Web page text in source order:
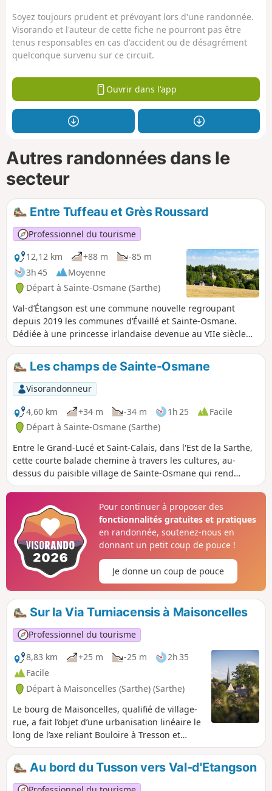
Soyez toujours prudent et prévoyant lors d'une randonnée.
Visorando et l'auteur de cette fiche ne pourront pas être
tenus responsables en cas d'accident ou de désagrément
quelconque survenu sur ce circuit.
Ouvrir dans l'app
Autres randonnées dans le
secteur
Entre Tuffeau et Grès Roussard
Professionnel du tourisme
12,12 km
+88 m
-85 m
3h 45
Moyenne
Départ à Sainte-Osmane (Sarthe)
Val-d’Étangson est une commune nouvelle regroupant
depuis 2019 les communes d’Évaillé et Sainte-Osmane.
Dédiée à une princesse irlandaise devenue au VIIe siècle
ermite en Bretagne, l'église, largement remaniée vers 1540,
possède un beau porche Renaissance avec décors à
l'antique. Les habitants, en assurant eux-mêmes la
restauration intérieure de l'édifice, ont renoué avec la
tradition de la fabrique, assemblée de paroissiens chargés
sous l'Ancien Régime de l'entretien du bâtiment. Le terroir
est, en 1841, essentiellement mis en valeur par le biais de
bordages, petites fermes parfois regroupées en hameaux
comme la Chauvière, et de rares exploitations importantes,
comme Rateau ou la Métairie.
Les champs de Sainte-Osmane
Visorandonneur
4,60 km
+34 m -34 m 1h 25
Facile
Départ à Sainte-Osmane (Sarthe)
Entre le Grand-Lucé et Saint-Calais, dans l'Est de la Sarthe,
cette courte balade chemine à travers les cultures, au-
dessus du paisible village de Sainte-Osmane qui rend
honneur à sa patronne à travers une massive statue, visible
sculptée en 2003 dans une bille de séquoia de Courtanvaux,
est flanquée d'un... sanglier ! Elle vivait en effet recluse en
forêt.
Pour continuer à proposer des
fonctionnalités gratuites et pratiques
en randonnée, soutenez-nous en
donnant un petit coup de pouce !
Je donne un coup de pouce
Sur la Via Turniacensis à Maisoncelles
Professionnel du tourisme
8,83 km
+25 m -25 m
2h 35
Facile
Départ à Maisoncelles (Sarthe) (Sarthe)
Le bourg de Maisoncelles, qualifié de village-
rue, a fait l’objet d’une urbanisation linéaire le
long de l’axe reliant Bouloire à Tresson et
Écorpain, perpendiculaire au Ruisseau de
l’Étangsort. Bien que difficile à dater
précisément, l’imposante Église Notre-Dame,
remontant peut-être à l’époque romane, est
Au bord du Tusson vers Val-d'Etangson